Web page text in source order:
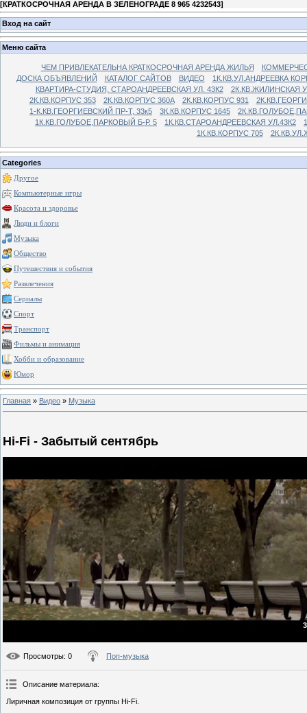
[КРАТКОСРОЧНАЯ АРЕНДА В ЗЕЛЕНОГРАДЕ 8 965 4232543]
Вход на сайт
Меню сайта
ЧЕМ ПРИВЛЕКАТЕЛЬНА КРАТКОСРОЧНАЯ АРЕНДА ЖИЛЬЯ
ДОСКА ОБЪЯВЛЕНИЙ
КАТАЛОГ САЙТОВ ВИДЕО
1К.КВ.УЛ.АНДРЕЕВКА
КВАРТИРА-СТУДИЯ, СТАРОАНДРЕЕВСКАЯ УЛ. 43К2
2К.КВ.ЖИЛИНСКАЯ
2К.КВ.КОРПУС 353
2К.КВ.КОРПУС 360А 2К.КВ.КОРПУС 931
1-К.КВ.ГЕОРГИЕВСКИЙ ПР-Т, 33к5
3К.КВ.КОРПУС 1645
1К.КВ.ГОЛУБОЕ,ПАРКОВЫЙ Б-Р. 5
1К.КВ.СТАРОАНДРЕЕВСКАЯ УЛ.43К2
1К.КВ.КОРПУС 705
Categories
Другое
Компьютерные игры
Красота и здоровье
Люди и блоги
Музыка
Общество
Путешествия и события
Развлечения
Сериалы
Спорт
Транспорт
Фильмы и анимация
Хобби и образование
Юмор
Главная » Видео » Музыка
Hi-Fi - Забытый сентябрь
Просмотры: 0 Поп-музыка
Описание материала:
Лиричная композиция от группы Hi-Fi.